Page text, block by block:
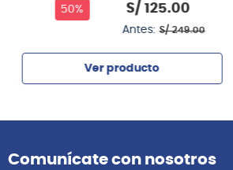
50% S/ 125.00
Antes: S/ 249.00
Ver producto
Comunícate con nosotros